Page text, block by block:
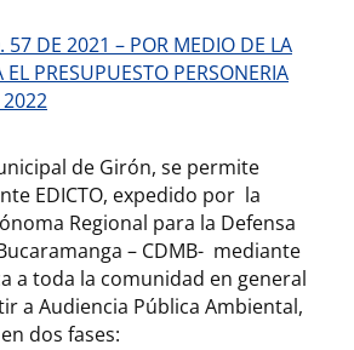
57 DE 2021 – POR MEDIO DE LA
PRESUPUESTO PERSONERIA
2022
de Girón, se permite
EDICTO, expedido por la
Regional para la Defensa
– CDMB- mediante
a toda la comunidad en general
a Audiencia Pública Ambiental,
dos fases: